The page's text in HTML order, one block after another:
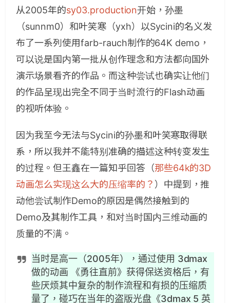
从2005年的sy03.production开始，孙墨
（sunnm0）和叶笑寒（yxh）以Sycini的名义发
布了一系列使用farb-rauch制作的64K demo，
可以说是国内第一批从创作理念和方法都向国外
演示场景看齐的作品。而这种尝试也确实让他们
的作品呈现出完全不同于当时流行的Flash动画
的视听体验。
因为我至今无法与Sycini的孙墨和叶笑寒取得联
系，所以我并不能特别准确的描述这种转变发生
的过程。但王鑫在一篇知乎回答（那些64k的3D
动画怎么实现这么大的压缩率的？ ）中提到，推
动他尝试制作Demo的原因是偶然接触到的
Demo及其制作工具，和对当时国内三维动画的
质量的不满。
当时是高一（2005年），通过使用 3dmax
做的动画 《勇往直前》获得保送资格后，有
些厌烦其中复杂的制作流程和有损的压缩质
量了，碰巧在当年的盗版光盘《3dmax 5 英